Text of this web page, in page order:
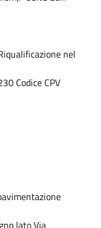
nel
Codice CPV
lato Via